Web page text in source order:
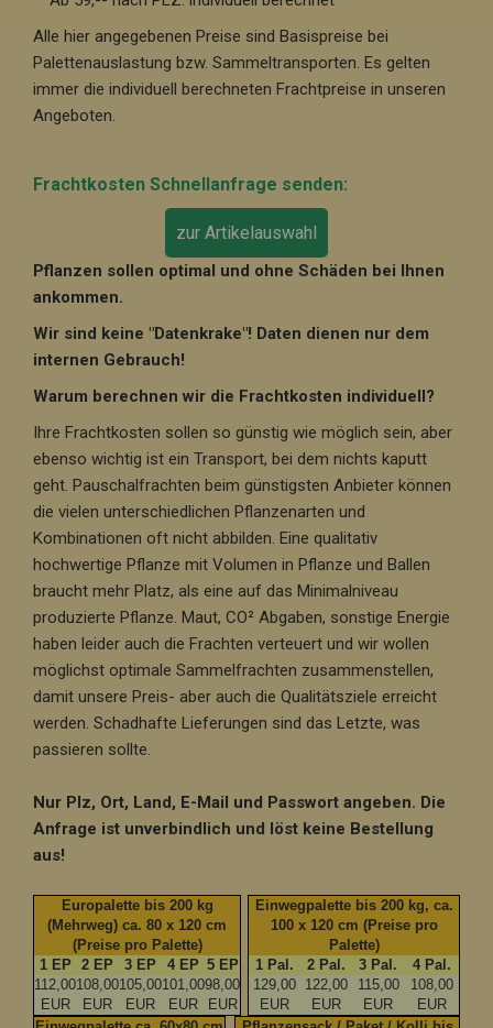
Alle hier angegebenen Preise sind Basispreise bei
Palettenauslastung bzw. Sammeltransporten. Es gelten
immer die individuell berechneten Frachtpreise in unseren
Angeboten.
Frachtkosten Schnellanfrage senden:
zur Artikelauswahl
Pflanzen sollen optimal und ohne Schäden bei Ihnen
ankommen.
Wir sind keine "Datenkrake"! Daten dienen nur dem
internen Gebrauch!
Warum berechnen wir die Frachtkosten individuell?
Ihre Frachtkosten sollen so günstig wie möglich sein, aber
ebenso wichtig ist ein Transport, bei dem nichts kaputt
geht. Pauschalfrachten beim günstigsten Anbieter können
die vielen unterschiedlichen Pflanzenarten und
Kombinationen oft nicht abbilden. Eine qualitativ
hochwertige Pflanze mit Volumen in Pflanze und Ballen
braucht mehr Platz, als eine auf das Minimalniveau
produzierte Pflanze. Maut, CO² Abgaben, sonstige Energie
haben leider auch die Frachten verteuert und wir wollen
möglichst optimale Sammelfrachten zusammenstellen,
damit unsere Preis- aber auch die Qualitätsziele erreicht
werden. Schadhafte Lieferungen sind das Letzte, was
passieren sollte.
Nur Plz, Ort, Land, E-Mail und Passwort angeben. Die
Anfrage ist unverbindlich und löst keine Bestellung
aus!
Europalette bis 200 kg
(Mehrweg) ca. 80 x 120 cm
(Preise pro Palette)
1 EP
2 EP 3 EP 4 EP 5 EP
112,00
EUR
108,00
EUR
105,00
EUR
101,00
EUR
98,00
EUR
Einwegpalette bis 200 kg, ca.
100 x 120 cm (Preise pro
Palette)
1 Pal.
2 Pal. 3 Pal.
4 Pal.
129,00
EUR
122,00
EUR
115,00
EUR
108,00
EUR